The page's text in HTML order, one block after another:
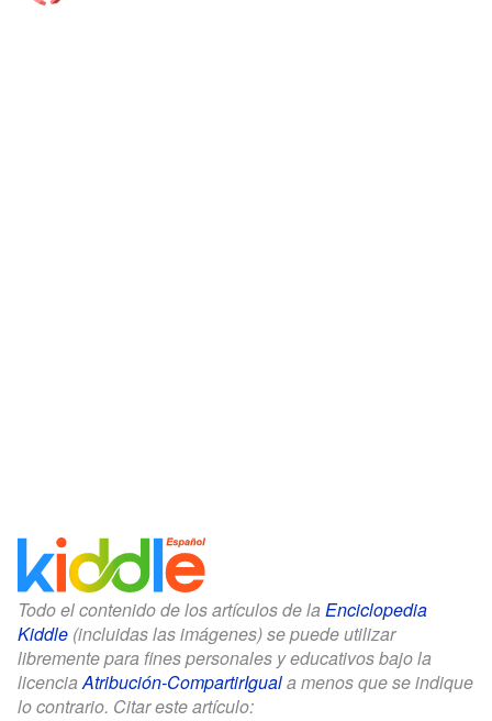
Todo el contenido de los artículos de la Enciclopedia
Kiddle (incluidas las imágenes) se puede utilizar
libremente para fines personales y educativos bajo la
licenciaAtribución-CompartirIguala menos que se indique
lo contrario. Citar este artículo: